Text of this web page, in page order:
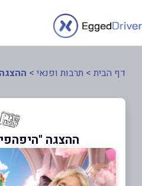
דף הבית > תרבות ופנאי >
ההצגה